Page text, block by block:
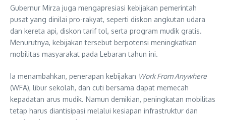
Gubernur Mirza juga mengapresiasi kebijakan pemerintah
pusat yang dinilai pro-rakyat, seperti diskon angkutan udara
dan kereta api, diskon tarif tol, serta program mudik gratis.
Menurutnya, kebijakan tersebut berpotensi meningkatkan
mobilitas masyarakat pada Lebaran tahun ini.
Ia menambahkan, penerapan kebijakan Work From Anywhere
(WFA), libur sekolah, dan cuti bersama dapat memecah
kepadatan arus mudik. Namun demikian, peningkatan mobilitas
tetap harus diantisipasi melalui kesiapan infrastruktur dan